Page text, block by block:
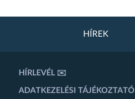
HÍREK
HÍRLEVÉL ✉️
ADATKEZELÉSI TÁJÉKOZTATÓ